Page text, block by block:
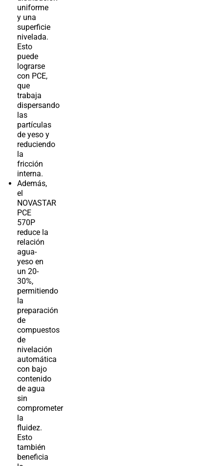
uniforme
y una
superficie
nivelada.
Esto
puede
lograrse
con PCE,
que
trabaja
dispersando
las
partículas
de yeso y
reduciendo
la
fricción
interna.
Además,
el
NOVASTAR
PCE
570P
reduce la
relación
agua-
yeso en
un 20-
30%,
permitiendo
la
preparación
de
compuestos
de
nivelación
automática
con bajo
contenido
de agua
sin
comprometer
la
fluidez.
Esto
también
beneficia